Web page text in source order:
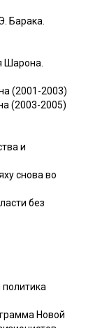
Барака.
Шарона.
(2001-2003)
(2003-2005)
и
снова во
без
Новой